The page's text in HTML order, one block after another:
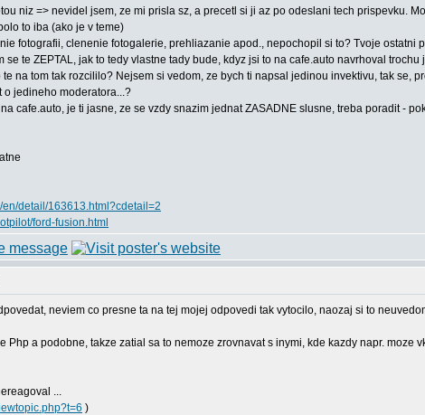
niz => nevidel jsem, ze mi prisla sz, a precetl si ji az po odeslani tech prispevku.
to iba (ako je v teme)
fotografii, clenenie fotogalerie, prehliazanie apod., nepochopil si to? Tvoje ostatni
te ZEPTAL, jak to tedy vlastne tady bude, kdyz jsi to na cafe.auto navrhoval trochu
na tom tak rozcililo? Nejsem si vedom, ze bych ti napsal jedinou invektivu, tak se,
o jedineho moderatora...?
cafe.auto, je ti jasne, ze se vzdy snazim jednat ZASADNE slusne, treba poradit -
en/detail/163613.html?cdetail=2
ford-fusion.html
neviem co presne ta na tej mojej odpovedi tak vytocilo, naozaj si to
Php a podobne, takze zatial sa to nemoze zrovnavat s inymi, kde kazdy napr. moze
...
)